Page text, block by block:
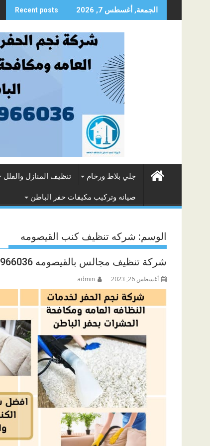
to
الجمعة, أغسطس 7, 2026 Recent posts
جلي بلاط ورخام تنظيف المنازل والفلل
صيانه وتركيب مكيفات حفر الباطن
الوسم: شركه تنظيف كنب القيصومه
شركة تنظيف مجالس بالقيصومه 0547966036
أغسطس 26, 2023 admin